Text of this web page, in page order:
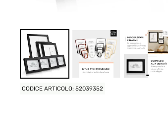
CODICE ARTICOLO: 52039352